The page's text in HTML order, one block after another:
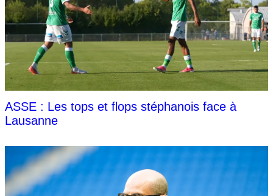
ASSE : Les tops et flops stéphanois face à
Lausanne